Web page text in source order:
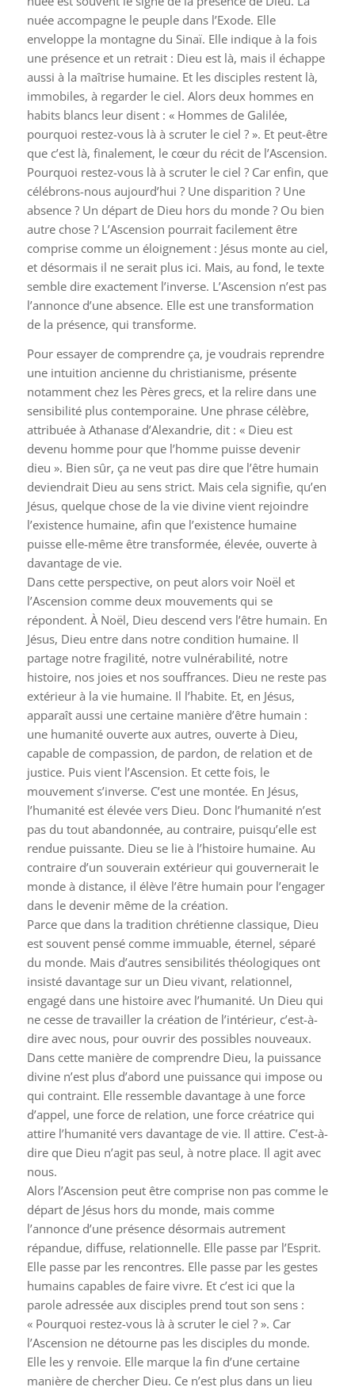
nuée accompagne le peuple dans l’Exode. Elle
enveloppe la montagne du Sinaï. Elle indique à la fois
une présence et un retrait : Dieu est là, mais il échappe
aussi à la maîtrise humaine. Et les disciples restent là,
immobiles, à regarder le ciel. Alors deux hommes en
habits blancs leur disent : « Hommes de Galilée,
pourquoi restez-vous là à scruter le ciel ? ». Et peut-être
que c’est là, finalement, le cœur du récit de l’Ascension.
Pourquoi restez-vous là à scruter le ciel ? Car enfin, que
célébrons-nous aujourd’hui ? Une disparition ? Une
absence ? Un départ de Dieu hors du monde ? Ou bien
autre chose ? L’Ascension pourrait facilement être
comprise comme un éloignement : Jésus monte au ciel,
et désormais il ne serait plus ici. Mais, au fond, le texte
semble dire exactement l’inverse. L’Ascension n’est pas
l’annonce d’une absence. Elle est une transformation
de la présence, qui transforme.
Pour essayer de comprendre ça, je voudrais reprendre
une intuition ancienne du christianisme, présente
notamment chez les Pères grecs, et la relire dans une
sensibilité plus contemporaine. Une phrase célèbre,
attribuée à Athanase d’Alexandrie, dit : « Dieu est
devenu homme pour que l’homme puisse devenir
dieu ». Bien sûr, ça ne veut pas dire que l’être humain
deviendrait Dieu au sens strict. Mais cela signifie, qu’en
Jésus, quelque chose de la vie divine vient rejoindre
l’existence humaine, afin que l’existence humaine
puisse elle-même être transformée, élevée, ouverte à
davantage de vie.
Dans cette perspective, on peut alors voir Noël et
l’Ascension comme deux mouvements qui se
répondent. À Noël, Dieu descend vers l’être humain. En
Jésus, Dieu entre dans notre condition humaine. Il
partage notre fragilité, notre vulnérabilité, notre
histoire, nos joies et nos souffrances. Dieu ne reste pas
extérieur à la vie humaine. Il l’habite. Et, en Jésus,
apparaît aussi une certaine manière d’être humain :
une humanité ouverte aux autres, ouverte à Dieu,
capable de compassion, de pardon, de relation et de
justice. Puis vient l’Ascension. Et cette fois, le
mouvement s’inverse. C’est une montée. En Jésus,
l’humanité est élevée vers Dieu. Donc l’humanité n’est
pas du tout abandonnée, au contraire, puisqu’elle est
rendue puissante. Dieu se lie à l’histoire humaine. Au
contraire d’un souverain extérieur qui gouvernerait le
monde à distance, il élève l’être humain pour l’engager
dans le devenir même de la création.
Parce que dans la tradition chrétienne classique, Dieu
est souvent pensé comme immuable, éternel, séparé
du monde. Mais d’autres sensibilités théologiques ont
insisté davantage sur un Dieu vivant, relationnel,
engagé dans une histoire avec l’humanité. Un Dieu qui
ne cesse de travailler la création de l’intérieur, c’est-à-
dire avec nous, pour ouvrir des possibles nouveaux.
Dans cette manière de comprendre Dieu, la puissance
divine n’est plus d’abord une puissance qui impose ou
qui contraint. Elle ressemble davantage à une force
d’appel, une force de relation, une force créatrice qui
attire l’humanité vers davantage de vie. Il attire. C’est-à-
dire que Dieu n’agit pas seul, à notre place. Il agit avec
nous.
Alors l’Ascension peut être comprise non pas comme le
départ de Jésus hors du monde, mais comme
l’annonce d’une présence désormais autrement
répandue, diffuse, relationnelle. Elle passe par l’Esprit.
Elle passe par les rencontres. Elle passe par les gestes
humains capables de faire vivre. Et c’est ici que la
parole adressée aux disciples prend tout son sens :
« Pourquoi restez-vous là à scruter le ciel ? ». Car
l’Ascension ne détourne pas les disciples du monde.
Elle les y renvoie. Elle marque la fin d’une certaine
manière de chercher Dieu. Ce n’est plus dans un lieu